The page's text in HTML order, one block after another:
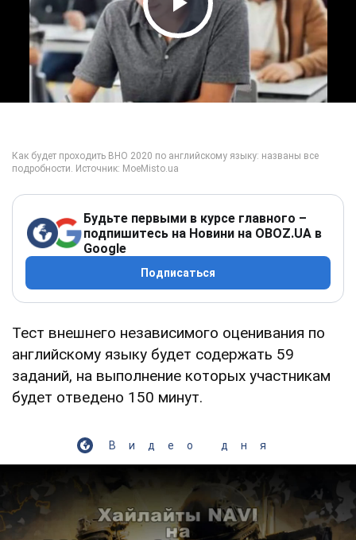
Play Video
Будьте первыми в курсе главного –
подпишитесь на Новини на OBOZ.UA в
Google
Подписаться
Тест внешнего независимого оценивания по
английскому языку будет содержать 59
заданий, на выполнение которых участникам
будет отведено 150 минут.
Видео дня